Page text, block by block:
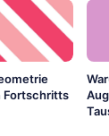
Fortschritts